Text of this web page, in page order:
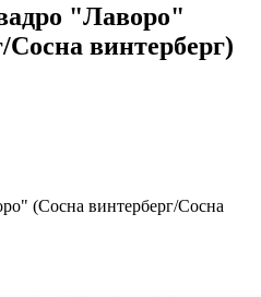
"Лаворо"
Сосна винтерберг)
(Сосна винтерберг/Сосна